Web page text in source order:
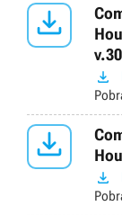



